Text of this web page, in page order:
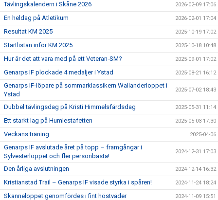
Tävlingskalendern i Skåne 2026 2026-02-09 17:06
En heldag på Atletikum 2026-02-01 17:04
Resultat KM 2025 2025-10-19 17:02
Startlistan inför KM 2025 2025-10-18 10:48
Hur är det att vara med på ett Veteran-SM? 2025-09-01 17:02
Genarps IF plockade 4 medaljer i Ystad 2025-08-21 16:12
Genarps IF-löpare på sommarklassikern Wallanderloppet i
Ystad
2025-07-02 18:43
Dubbel tävlingsdag på Kristi Himmelsfärdsdag 2025-05-31 11:14
Ett starkt lag på Humlestafetten 2025-05-03 17:30
Veckans träning 2025-04-06
Genarps IF avslutade året på topp – framgångar i
Sylvesterloppet och fler personbästa!
2024-12-31 17:03
Den årliga avslutningen 2024-12-14 16:32
Kristianstad Trail – Genarps IF visade styrka i spåren! 2024-11-24 18:24
Skanneloppet genomfördes i fint höstväder 2024-11-09 15:51